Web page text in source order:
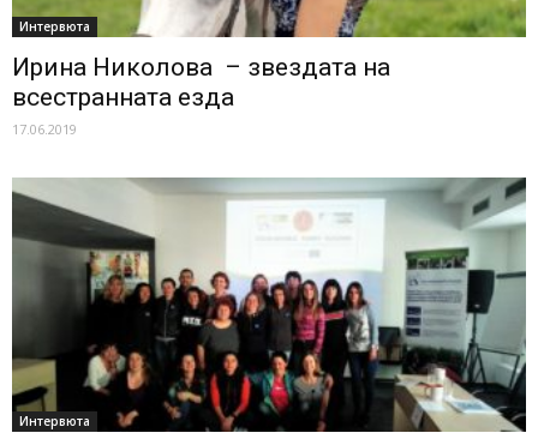
Интервюта
Ирина Николова – звездата на
всестранната езда
17.06.2019
Интервюта